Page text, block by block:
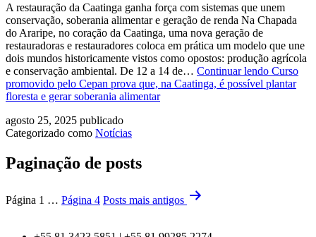
A restauração da Caatinga ganha força com sistemas que unem
conservação, soberania alimentar e geração de renda Na Chapada
do Araripe, no coração da Caatinga, uma nova geração de
restauradoras e restauradores coloca em prática um modelo que une
dois mundos historicamente vistos como opostos: produção agrícola
e conservação ambiental. De 12 a 14 de… Continuar lendo Curso
promovido pelo Cepan prova que, na Caatinga, é possível plantar
floresta e gerar soberania alimentar
agosto 25, 2025 publicado
Categorizado como Notícias
Paginação de posts
Página 1 … Página 4 Posts mais antigos